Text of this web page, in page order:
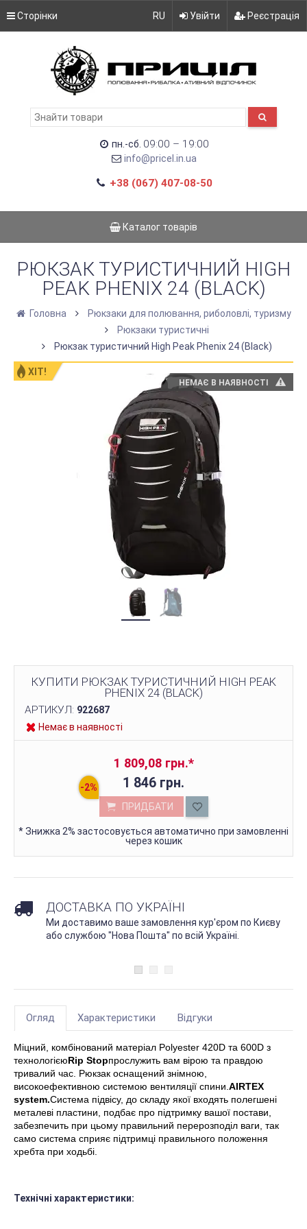
Сторінки RU Увійти Реєстрація
пн.-сб. 09:00 – 19:00
info@pricel.in.ua
+38 (067) 407-08-50
Каталог товарів
РЮКЗАК ТУРИСТИЧНИЙ HIGH
PEAK PHENIX 24 (BLACK)
Головна
Рюкзаки для полювання, риболовлі, туризму
Рюкзаки туристичні
Рюкзак туристичний High Peak Phenix 24 (Black)
ХІТ!
НЕМАЄ В НАЯВНОСТІ
КУПИТИ РЮКЗАК ТУРИСТИЧНИЙ HIGH PEAK
PHENIX 24 (BLACK)
АРТИКУЛ: 922687
Немає в наявності
1 809,08 грн.*
1 846 грн.
ПРИДБАТИ
*Знижка 2% застосовується автоматично при замовленні
через кошик
ДОСТАВКА ПО УКРАЇНІ
Ми доставимо ваше замовлення кур'єром по Києву
або службою "Нова Пошта" по всій Україні.
Огляд Характеристики Відгуки
Міцний, комбінований матеріал Polyester 420D та 600D з
технологієюRip Stopпрослужить вам вірою та правдою
тривалий час. Рюкзак оснащений знімною,
високоефективною системою вентиляції спини.AIRTEX
system.Система підвісу, до складу якої входять полегшені
металеві пластини, подбає про підтримку вашої постави,
забезпечить при цьому правильний перерозподіл ваги, так
само система сприяє підтримці правильного положення
хребта при ходьбі.
Технічні характеристики: